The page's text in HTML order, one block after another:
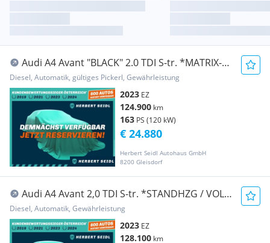
Audi A4 Avant "BLACK" 2.0 TDI S-tr. *MATRIX-
LED / VI...
Diesel, Automatik, gültiges Pickerl, Gewährleistung
2023 EZ
124.900 km
163 PS (120 kW)
Herbert Seidl Autohaus GmbH
8200 Gleisdorf
€ 24.880
Audi A4 Avant 2,0 TDI S-tr. *STANDHZG / VOLL-
LED MIT...
Diesel, Automatik, Gewährleistung
2023 EZ
128.100 km